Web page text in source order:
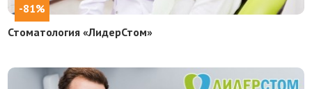
-81%
Стоматология «ЛидерСтом»